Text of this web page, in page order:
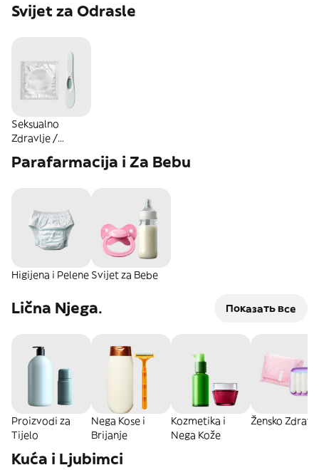
Svijet za Odrasle
Seksualno
Zdravlje /
Parafarmacija i Za Bebu
Higijena i Pelene Svijet za Bebe
Lična Njega. Показать все
Proizvodi za
Tijelo
Nega Kose i
Brijanje
Kozmetika i
Nega Kože
Žensko
Kuća i Ljubimci